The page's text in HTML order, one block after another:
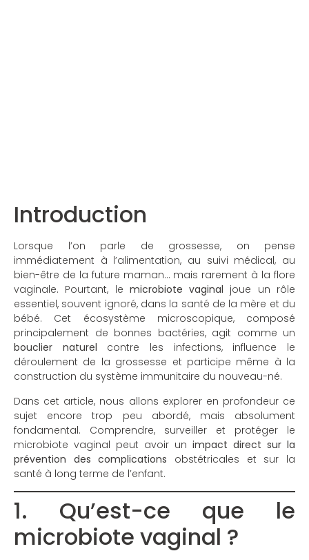
Introduction
Lorsque l’on parle de grossesse, on pense
immédiatement à l’alimentation, au suivi médical, au
bien-être de la future maman… mais rarement à la flore
vaginale. Pourtant, le microbiote vaginal joue un rôle
essentiel, souvent ignoré, dans la santé de la mère et du
bébé. Cet écosystème microscopique, composé
principalement de bonnes bactéries, agit comme un
bouclier naturel contre les infections, influence le
déroulement de la grossesse et participe même à la
construction du système immunitaire du nouveau-né.
Dans cet article, nous allons explorer en profondeur ce
sujet encore trop peu abordé, mais absolument
fondamental. Comprendre, surveiller et protéger le
microbiote vaginal peut avoir un impact direct sur la
prévention des complications obstétricales et sur la
santé à long terme de l’enfant.
1. Qu’est-ce que le
microbiote vaginal ?